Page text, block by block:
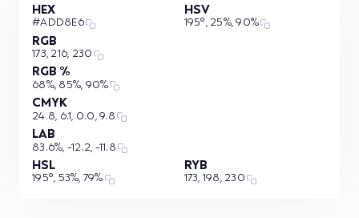
HEX
#ADD8E6
RGB
173, 216, 230
RGB %
68%, 85%, 90%
CMYK
24.8, 6.1, 0.0, 9.8
LAB
83.6%, -12.2, -11.8
HSL
195°, 53%, 79%
HSV
195°, 25%, 90%
RYB
173, 198, 230